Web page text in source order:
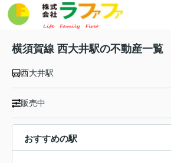
横須賀線 西大井駅の不動産一覧
西大井駅
販売中
おすすめの駅